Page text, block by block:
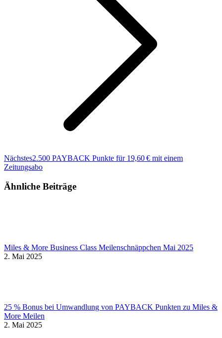
NächstesNächster
Beitrag:
2.500 PAYBACK Punkte für 19,60 € mit einem
Zeitungsabo
Ähnliche Beiträge
Miles & More Business Class Meilenschnäppchen Mai 2025
2. Mai 2025
25 % Bonus bei Umwandlung von PAYBACK Punkten zu Miles &
More Meilen
2. Mai 2025